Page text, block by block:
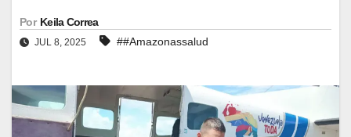
Por Keila Correa
JUL 8, 2025 ##Amazonassalud